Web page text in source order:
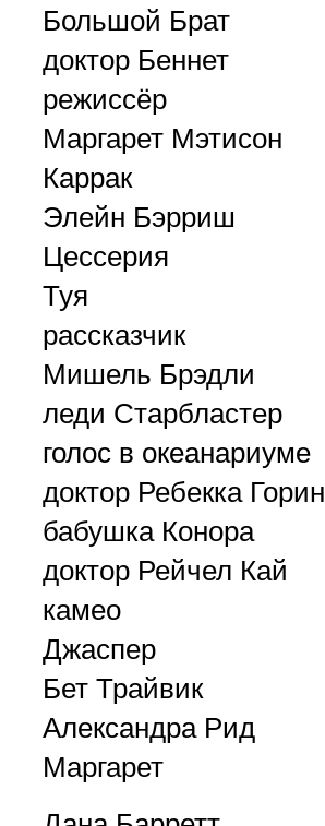
Большой Брат
доктор Беннет
режиссёр
Маргарет Мэтисон
Каррак
Элейн Бэрриш
Цессерия
Туя
рассказчик
Мишель Брэдли
леди Старбластер
голос в океанариуме
доктор Ребекка Горин
бабушка Конора
доктор Рейчел Кай
камео
Джаспер
Бет Трайвик
Александра Рид
Маргарет